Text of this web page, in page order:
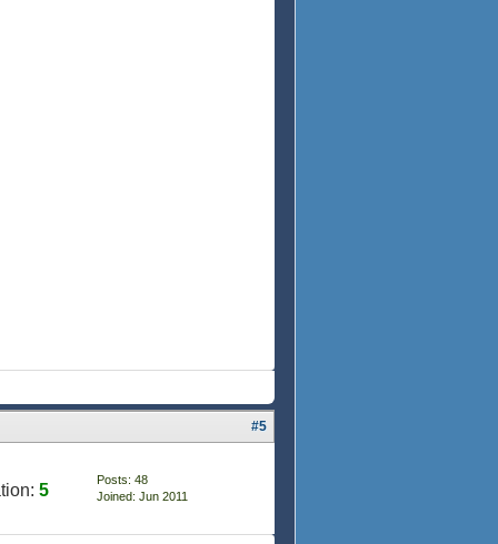
#5
5
Posts: 48
Joined: Jun 2011